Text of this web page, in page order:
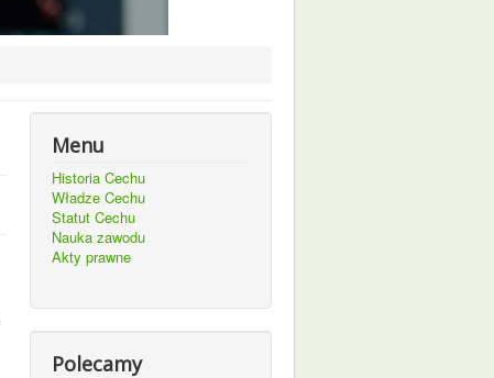
Menu
Historia Cechu
Władze Cechu
Statut Cechu
Nauka zawodu
Akty prawne
Polecamy